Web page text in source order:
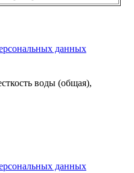
данных
воды (общая),
данных